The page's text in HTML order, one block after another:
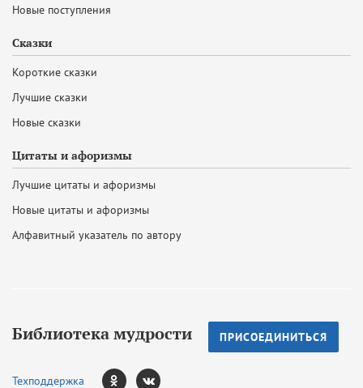
Новые поступления
Сказки
Короткие сказки
Лучшие сказки
Новые сказки
Цитаты и афоризмы
Лучшие цитаты и афоризмы
Новые цитаты и афоризмы
Алфавитный указатель по автору
Библиотека мудрости ПРИСОЕДИНИТЬСЯ
Техподдержка